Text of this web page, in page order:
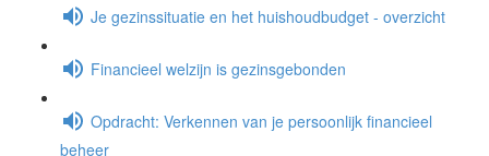
Je gezinssituatie en het huishoudbudget - overzicht
Financieel welzijn is gezinsgebonden
Opdracht: Verkennen van je persoonlijk financieel
beheer